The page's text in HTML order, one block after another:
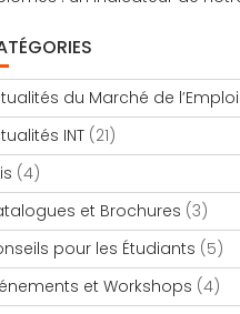
du Marché de l’Emploi
INT(21)
(4)
et Brochures (3)
pour les Étudiants (5)
et Workshops (4)